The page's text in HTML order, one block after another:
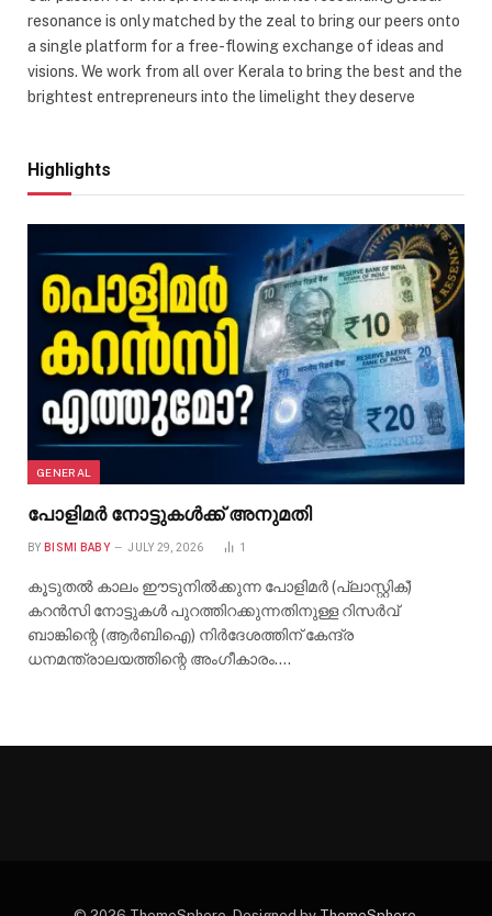
resonance is only matched by the zeal to bring our peers onto
a single platform for a free-flowing exchange of ideas and
visions. We work from all over Kerala to bring the best and the
brightest entrepreneurs into the limelight they deserve
Highlights
GENERAL
പോളിമർ നോട്ടുകൾക്ക് അനുമതി
BY BISMI BABY JULY 29, 2026 1
കൂടുതൽ കാലം ഈടുനിൽക്കുന്ന പോളിമർ (പ്ലാസ്റ്റിക്)
കറൻസി നോട്ടുകൾ പുറത്തിറക്കുന്നതിനുള്ള റിസർവ്
ബാങ്കിന്റെ (ആർബിഐ) നിർദേശത്തിന് കേന്ദ്ര
ധനമന്ത്രാലയത്തിന്റെ അംഗീകാരം.…